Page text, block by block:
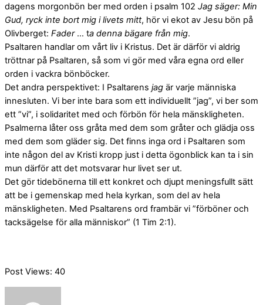
dagens morgonbön ber med orden i psalm 102 Jag säger: Min
Gud, ryck inte bort mig i livets mitt, hör vi ekot av Jesu bön på
Olivberget: Fader… ta denna bägare från mig.
Psaltaren handlar om vårt liv i Kristus. Det är därför vi aldrig
tröttnar på Psaltaren, så som vi gör med våra egna ord eller
orden i vackra bönböcker.
Det andra perspektivet: I Psaltarens jag är varje människa
innesluten. Vi ber inte bara som ett individuellt ”jag”, vi ber som
ett ”vi”, i solidaritet med och förbön för hela mänskligheten.
Psalmerna låter oss gråta med dem som gråter och glädja oss
med dem som gläder sig. Det finns inga ord i Psaltaren som
inte någon del av Kristi kropp just i detta ögonblick kan ta i sin
mun därför att det motsvarar hur livet ser ut.
Det gör tidebönerna till ett konkret och djupt meningsfullt sätt
att be i gemenskap med hela kyrkan, som del av hela
mänskligheten. Med Psaltarens ord frambär vi ”förböner och
tacksägelse för alla människor” (1 Tim 2:1).
Post Views: 40